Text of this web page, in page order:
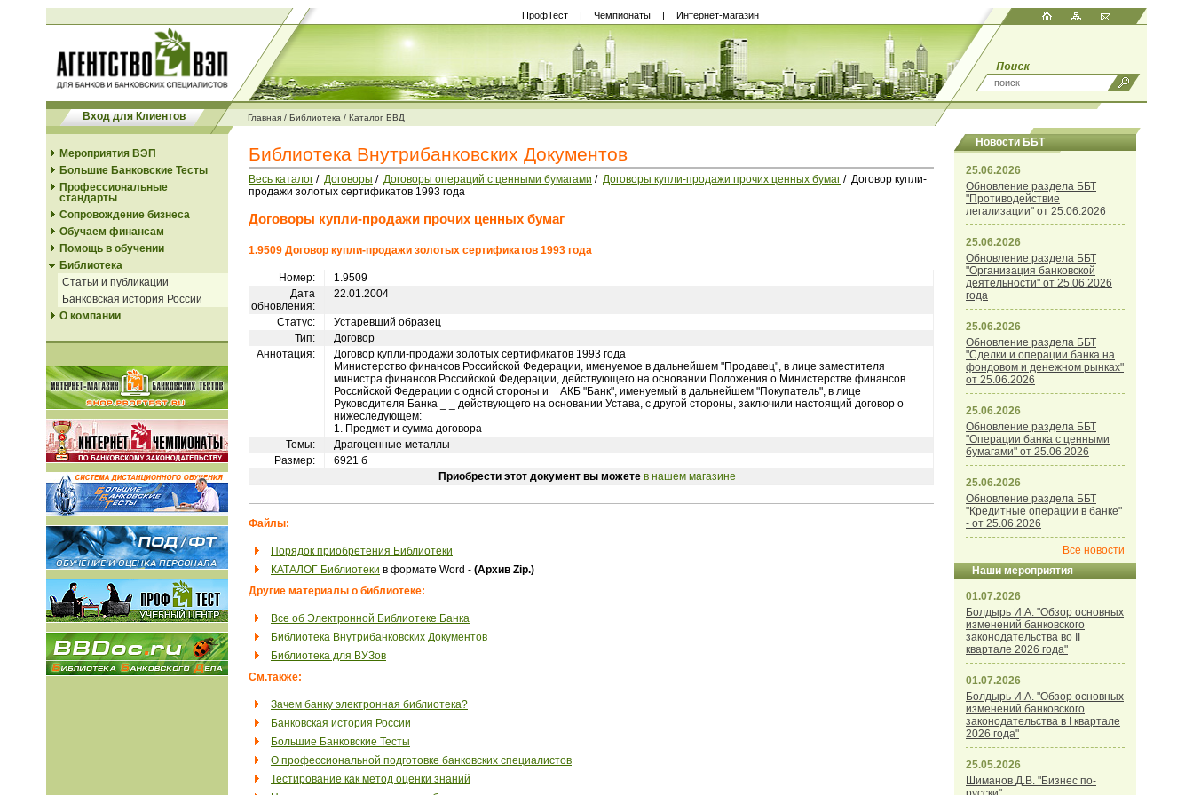
ПрофТест | Чемпионаты | Интернет-магазин
Вход для Клиентов Главная / Библиотека / Каталог БВД
Мероприятия ВЭП
Большие Банковские Тесты
Профессиональные
стандарты
Сопровождение бизнеса
Обучаем финансам
Помощь в обучении
Библиотека
Статьи и публикации
Банковская история России
О компании
Библиотека Внутрибанковских Документов
Весь каталог / Договоры / Договоры операций с ценными бумагами / Договоры купли-продажи прочих ценных бумаг / Договор купли-
продажи золотых сертификатов 1993 года
Договоры купли-продажи прочих ценных бумаг
1.9509 Договор купли-продажи золотых сертификатов 1993 года
Номер:
1.9509
Дата
обновления:
22.01.2004
Статус:
Устаревший образец
Тип:
Договор
Аннотация:
Договор купли-продажи золотых сертификатов 1993 года
Министерство финансов Российской Федерации, именуемое в дальнейшем "Продавец", в лице заместителя
министра финансов Российской Федерации, действующего на основании Положения о Министерстве финансов
Российской Федерации с одной стороны и _ АКБ "Банк", именуемый в дальнейшем "Покупатель", в лице
Руководителя Банка _ _ действующего на основании Устава, с другой стороны, заключили настоящий договор о
нижеследующем:
1. Предмет и сумма договора
Темы:
Драгоценные металлы
Размер:
6921 б
Приобрести этот документ вы можете в нашем магазине
Файлы:
Порядок приобретения Библиотеки
КАТАЛОГ Библиотеки в формате Word - (Архив Zip.)
Другие материалы о библиотеке:
Все об Электронной Библиотеке Банка
Библиотека Внутрибанковских Документов
Библиотека для ВУЗов
См.также:
Зачем банку электронная библиотека?
Банковская история России
Большие Банковские Тесты
О профессиональной подготовке банковских специалистов
Тестирование как метод оценки знаний
Новости ББТ
25.06.2026
Обновление раздела ББТ
"Противодействие
легализации" от 25.06.2026
25.06.2026
Обновление раздела ББТ
"Организация банковской
деятельности" от 25.06.2026
года
25.06.2026
Обновление раздела ББТ
"Сделки и операции банка на
фондовом и денежном рынках"
от 25.06.2026
25.06.2026
Обновление раздела ББТ
"Операции банка с ценными
бумагами" от 25.06.2026
25.06.2026
Обновление раздела ББТ
"Кредитные операции в банке"
- от 25.06.2026
Все новости
Наши мероприятия
01.07.2026
Болдырь И.А. "Обзор основных
изменений банковского
законодательства во II
квартале 2026 года"
01.07.2026
Болдырь И.А. "Обзор основных
изменений банковского
законодательства в I квартале
2026 года"
25.05.2026
Шиманов Д.В. "Бизнес по-